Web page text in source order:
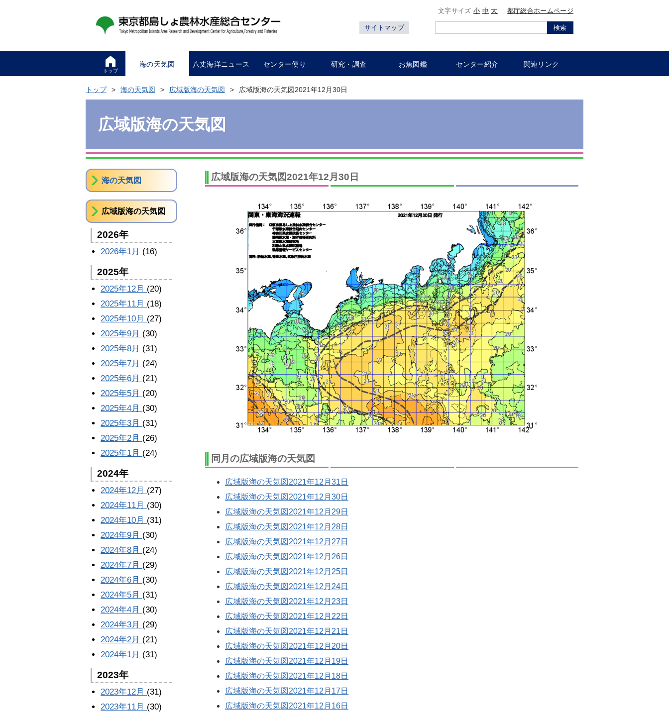
文字サイズ小 中 大 都庁総合ホームページ
サイトマップ 検索
トップ
海の天気図 八丈海洋ニュース センター便り 研究・調査 お魚図鑑 センター紹介 関連リンク
トップ 海の天気図 広域版海の天気図 広域版海の天気図2021年12月30日
広域版海の天気図
広域版海の天気図2021年12月30日
同月の広域版海の天気図
広域版海の天気図2021年12月31日
広域版海の天気図2021年12月30日
広域版海の天気図2021年12月29日
広域版海の天気図2021年12月28日
広域版海の天気図2021年12月27日
広域版海の天気図2021年12月26日
広域版海の天気図2021年12月25日
広域版海の天気図2021年12月24日
広域版海の天気図2021年12月23日
広域版海の天気図2021年12月22日
広域版海の天気図2021年12月21日
広域版海の天気図2021年12月20日
広域版海の天気図2021年12月19日
広域版海の天気図2021年12月18日
広域版海の天気図2021年12月17日
広域版海の天気図2021年12月16日
海の天気図
広域版海の天気図
2026年
2026年1月 (16)
2025年
2025年12月 (20)
2025年11月 (18)
2025年10月 (27)
2025年9月 (30)
2025年8月 (31)
2025年7月 (24)
2025年6月 (21)
2025年5月 (20)
2025年4月 (30)
2025年3月 (31)
2025年2月 (26)
2025年1月 (24)
2024年
2024年12月 (27)
2024年11月 (30)
2024年10月 (31)
2024年9月 (30)
2024年8月 (24)
2024年7月 (29)
2024年6月 (30)
2024年5月 (31)
2024年4月 (30)
2024年3月 (29)
2024年2月 (21)
2024年1月 (31)
2023年
2023年12月 (31)
2023年11月 (30)